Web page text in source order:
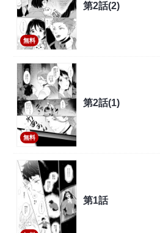
無料
第2話(2)
無料
第2話(1)
第1話